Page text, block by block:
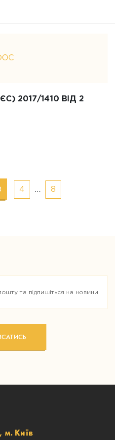
2017/1410 ВІД 2
Posts
navigation
4 … 8
м. Київ